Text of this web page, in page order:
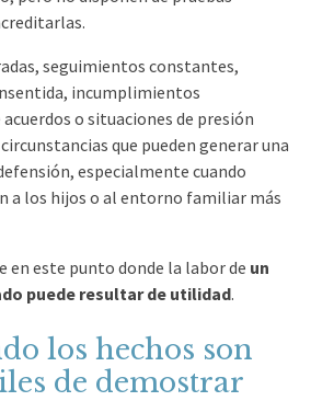
seguimientos constantes,
incumplimientos
o situaciones de presión
que pueden generar una
especialmente cuando
a los hijos o al entorno familiar más
en este punto donde la labor de un
puede resultar de utilidad.
los hechos son
de demostrar